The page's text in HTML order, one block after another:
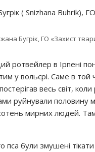
Бугрік, ГО «Захист
ротвейлер в Ірпені
у вольєрі. Саме в той
весь світ,
руйнували половину
мирних людей.
пса були змушені